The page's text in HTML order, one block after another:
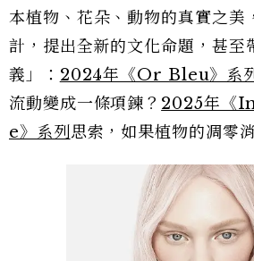
本植物、花朵、動物的真實之美
計，提出全新的文化命題，甚至
義」： 2024年《Or Bleu》系
流動變成一條項鍊？ 2025年《
e》系列 思索，如果植物的凋零